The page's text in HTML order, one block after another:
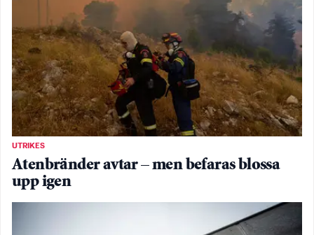
UTRIKES
Atenbränder avtar – men befaras blossa
upp igen